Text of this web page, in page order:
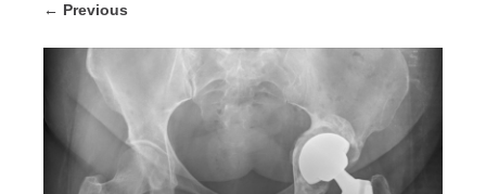
← Previous